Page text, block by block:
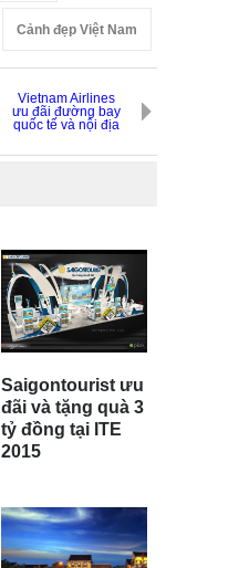
Cảnh đẹp Việt Nam
Vietnam Airlines
ưu đãi đường bay
quốc tế và nội địa
Saigontourist ưu
đãi và tặng quà 3
tỷ đồng tại ITE
2015